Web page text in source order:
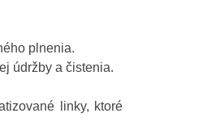
plnenia.
údržby a čistenia.
linky, ktoré